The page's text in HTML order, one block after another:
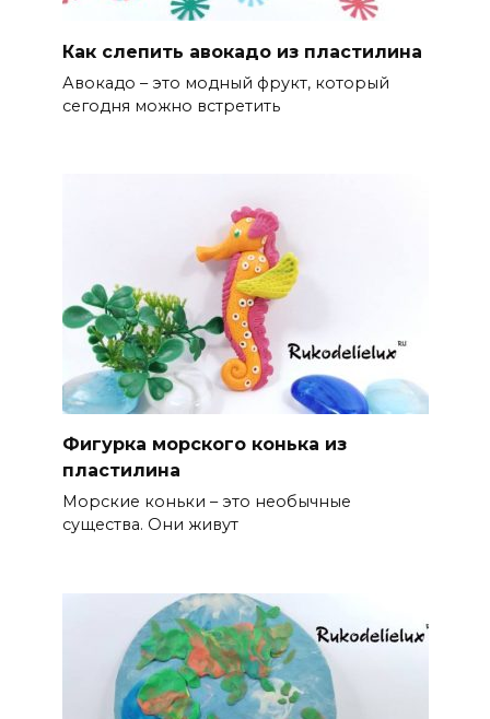
Как слепить авокадо из пластилина
Авокадо – это модный фрукт, который
сегодня можно встретить
Фигурка морского конька из
пластилина
Морские коньки – это необычные
существа. Они живут